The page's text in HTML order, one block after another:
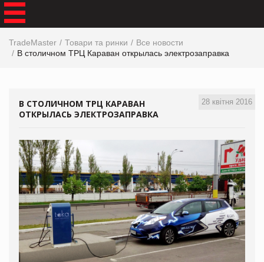
TradeMaster Товари та ринки
Все новости
В столичном ТРЦ Караван открылась электрозаправка
28 квітня 2016
В СТОЛИЧНОМ ТРЦ КАРАВАН
ОТКРЫЛАСЬ ЭЛЕКТРОЗАПРАВКА